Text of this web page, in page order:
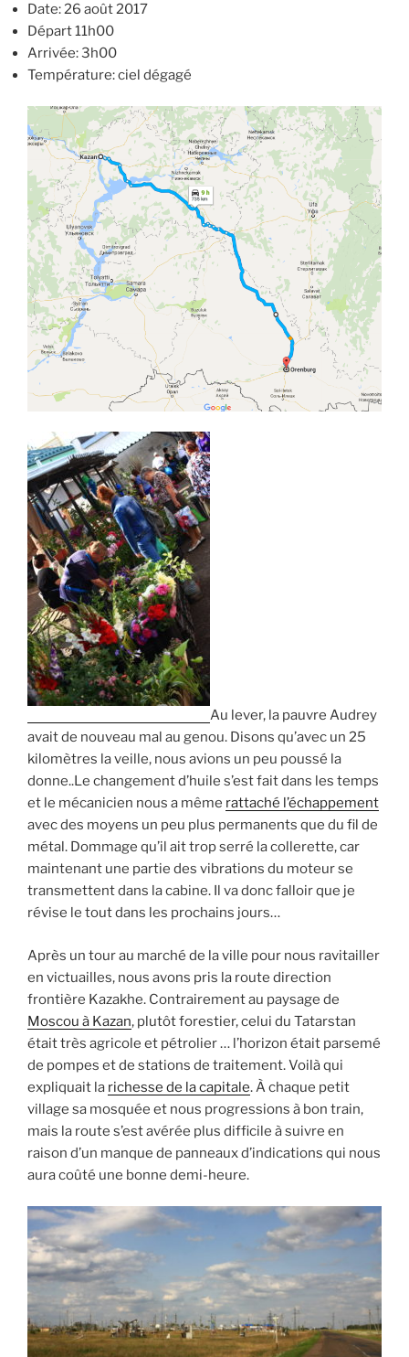
Date: 26 août 2017
Départ 11h00
Arrivée: 3h00
Température: ciel dégagé
Au lever, la pauvre Audrey
avait de nouveau mal au genou. Disons qu’avec un 25
kilomètres la veille, nous avions un peu poussé la
donne..Le changement d’huile s’est fait dans les temps
et le mécanicien nous a même rattaché l’échappement
avec des moyens un peu plus permanents que du fil de
métal. Dommage qu’il ait trop serré la collerette, car
maintenant une partie des vibrations du moteur se
transmettent dans la cabine. Il va donc falloir que je
révise le tout dans les prochains jours…
Après un tour au marché de la ville pour nous ravitailler
en victuailles, nous avons pris la route direction
frontière Kazakhe. Contrairement au paysage de
Moscou à Kazan, plutôt forestier, celui du Tatarstan
était très agricole et pétrolier … l’horizon était parsemé
de pompes et de stations de traitement. Voilà qui
expliquait la richesse de la capitale. À chaque petit
village sa mosquée et nous progressions à bon train,
mais la route s’est avérée plus difficile à suivre en
raison d’un manque de panneaux d’indications qui nous
aura coûté une bonne demi-heure.